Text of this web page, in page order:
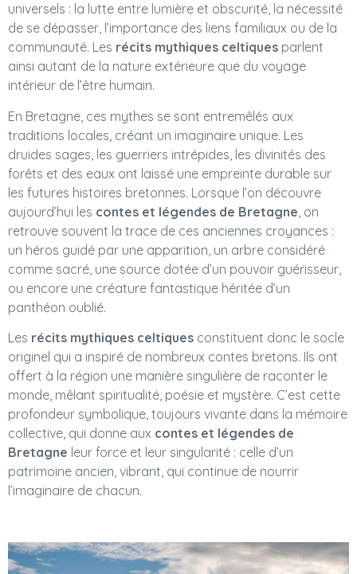
universels : la lutte entre lumière et obscurité, la nécessité
de se dépasser, l’importance des liens familiaux ou de la
communauté. Les récits mythiques celtiques parlent
ainsi autant de la nature extérieure que du voyage
intérieur de l’être humain.
En Bretagne, ces mythes se sont entremêlés aux
traditions locales, créant un imaginaire unique. Les
druides sages, les guerriers intrépides, les divinités des
forêts et des eaux ont laissé une empreinte durable sur
les futures histoires bretonnes. Lorsque l’on découvre
aujourd’hui les contes et légendes de Bretagne , on
retrouve souvent la trace de ces anciennes croyances :
un héros guidé par une apparition, un arbre considéré
comme sacré, une source dotée d’un pouvoir guérisseur,
ou encore une créature fantastique héritée d’un
panthéon oublié.
Les récits mythiques celtiques constituent donc le socle
originel qui a inspiré de nombreux contes bretons. Ils ont
offert à la région une manière singulière de raconter le
monde, mêlant spiritualité, poésie et mystère. C’est cette
profondeur symbolique, toujours vivante dans la mémoire
collective, qui donne aux contes et légendes de
Bretagne leur force et leur singularité : celle d’un
patrimoine ancien, vibrant, qui continue de nourrir
l’imaginaire de chacun.